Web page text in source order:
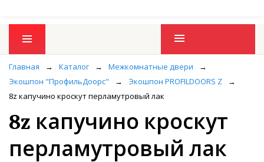
Промо товары
Главная → Каталог → Межкомнатные двери
→
Экошпон "ПрофильДоорс"
→ Экошпон PROFILDOORS Z
→
8z капучино кроскут перламутровый лак
8z капучино кроскут
перламутровый лак